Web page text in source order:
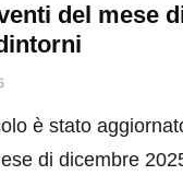
del mese
è stato
di dicembre